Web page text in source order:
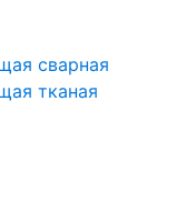
сварная
тканая